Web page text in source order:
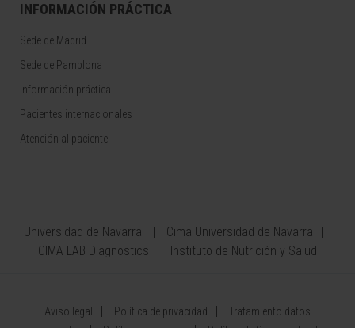
INFORMACIÓN PRÁCTICA
Sede de Madrid
Sede de Pamplona
Información práctica
Pacientes internacionales
Atención al paciente
Universidad de Navarra
Cima Universidad de Navarra
CIMA LAB Diagnostics
Instituto de Nutrición y Salud
Aviso legal Política de privacidad
Tratamiento datos